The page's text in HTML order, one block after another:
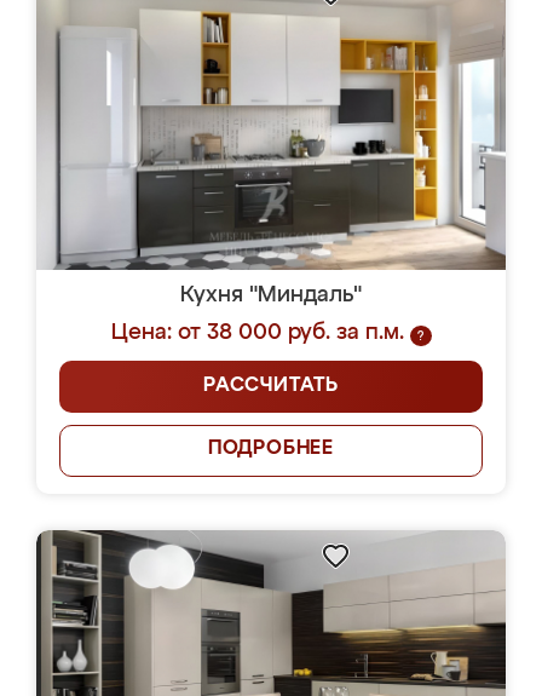
Кухня "Миндаль"
Цена: от 38 000 руб. за п.м.
?
РАССЧИТАТЬ
ПОДРОБНЕЕ